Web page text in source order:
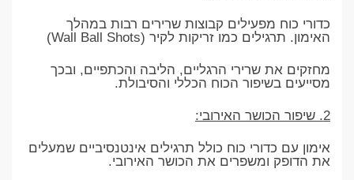
כדורי כוח מפעילים קבוצות שרירים רבות במהלך
האימון. תרגילים כמו זריקות לקיר (Wall Ball Shots)
מחזקים את שרירי הרגליים, הליבה והכתפיים, ובכך
מסייעים בשיפור הכוח הכללי והסיבולת.
2. שיפור הכושר האירובי:
אימון עם כדורי כוח כולל תרגילים אינטנסיביים שמעלים
את הדופק ומשפרים את הכושר האירובי.